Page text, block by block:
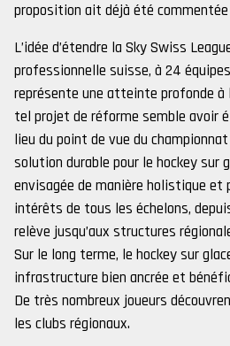
proposition ait déjà été
L’idée d’étendre la Sky Swiss
professionnelle suisse, à 24
représente une atteinte profonde
tel projet de réforme semble avoir
lieu du point de vue du
solution durable pour le hockey sur
envisagée de manière holistique et
intérêts de tous les échelons,
relève jusqu’aux structures
Sur le long terme, le hockey sur
infrastructure bien ancrée et
De très nombreux joueurs
les clubs régionaux.